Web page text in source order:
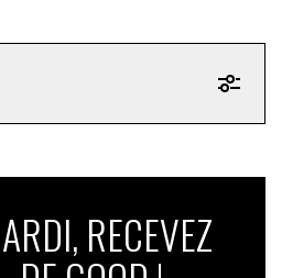
RECEVEZ